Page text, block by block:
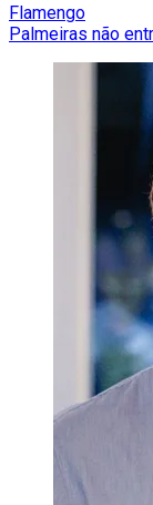
Flamengo
Palmeiras não